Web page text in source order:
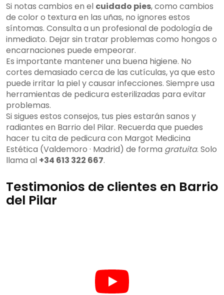
Si notas cambios en el cuidado pies, como cambios
de color o textura en las uñas, no ignores estos
síntomas. Consulta a un profesional de podología de
inmediato. Dejar sin tratar problemas como hongos o
encarnaciones puede empeorar.
Es importante mantener una buena higiene. No
cortes demasiado cerca de las cutículas, ya que esto
puede irritar la piel y causar infecciones. Siempre usa
herramientas de pedicura esterilizadas para evitar
problemas.
Si sigues estos consejos, tus pies estarán sanos y
radiantes en Barrio del Pilar. Recuerda que puedes
hacer tu cita de pedicura con Margot Medicina
Estética (Valdemoro · Madrid) de forma gratuita. Solo
llama al +34 613 322 667.
Testimonios de clientes en Barrio
del Pilar